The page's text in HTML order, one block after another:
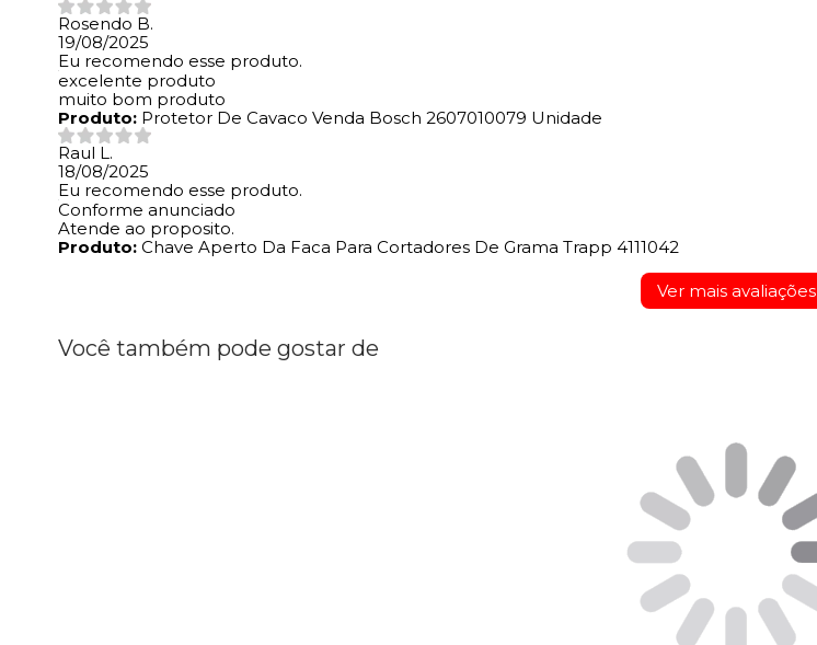
Rosendo B.
19/08/2025
Eu recomendo esse produto.
excelente produto
muito bom produto
Produto: Protetor De Cavaco Venda Bosch 2607010079 Unidade
Raul L.
18/08/2025
Eu recomendo esse produto.
Conforme anunciado
Atende ao proposito.
Produto: Chave Aperto Da Faca Para Cortadores De Grama Trapp 4111042
Ver mais avaliações
Você também pode gostar de